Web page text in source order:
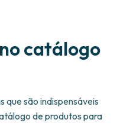
catálogo
que são indispensáveis
de produtos para